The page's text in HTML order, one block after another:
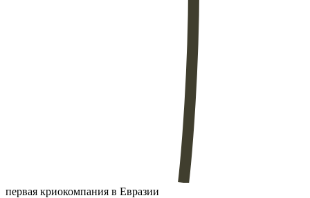
первая криокомпания в Евразии